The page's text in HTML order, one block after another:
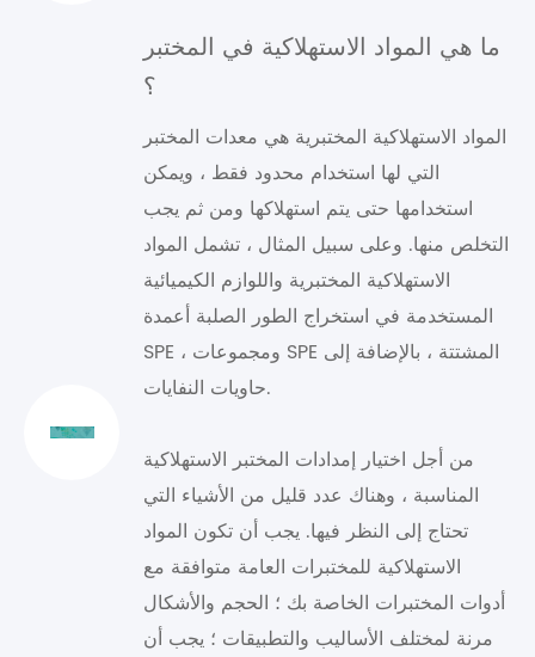
ما هي المواد الاستهلاكية في المختبر
؟
المواد الاستهلاكية المختبرية هي معدات المختبر
التي لها استخدام محدود فقط ، ويمكن
استخدامها حتى يتم استهلاكها ومن ثم يجب
التخلص منها. وعلى سبيل المثال ، تشمل المواد
الاستهلاكية المختبرية واللوازم الكيميائية
المستخدمة في استخراج الطور الصلبة أعمدة
SPE ، ومجموعات SPE المشتتة ، بالإضافة إلى
حاويات النفايات.
من أجل اختيار إمدادات المختبر الاستهلاكية
المناسبة ، وهناك عدد قليل من الأشياء التي
تحتاج إلى النظر فيها. يجب أن تكون المواد
الاستهلاكية للمختبرات العامة متوافقة مع
أدوات المختبرات الخاصة بك ؛ الحجم والأشكال
مرنة لمختلف الأساليب والتطبيقات ؛ يجب أن